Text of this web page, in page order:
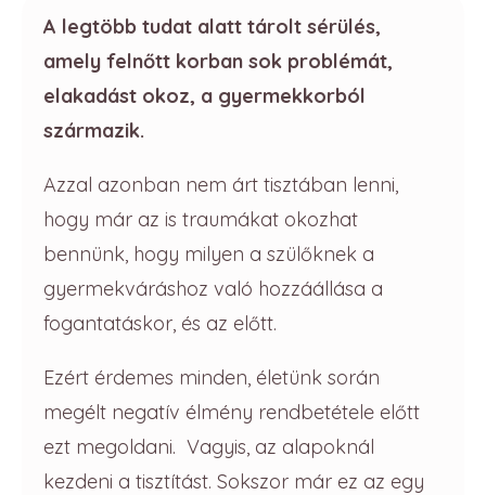
A legtöbb tudat alatt tárolt sérülés,
amely felnőtt korban sok problémát,
elakadást okoz, a gyermekkorból
származik.
Azzal azonban nem árt tisztában lenni,
hogy már az is traumákat okozhat
bennünk, hogy milyen a szülőknek a
gyermekváráshoz való hozzáállása a
fogantatáskor, és az előtt.
Ezért érdemes minden, életünk során
megélt negatív élmény rendbetétele előtt
ezt megoldani. Vagyis, az alapoknál
kezdeni a tisztítást. Sokszor már ez az egy